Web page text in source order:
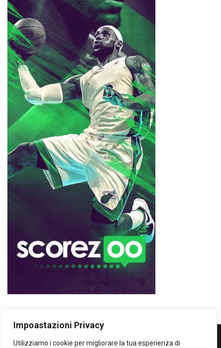
Impoastazioni Privacy
Utilizziamo i cookie per migliorare la tua esperienza di